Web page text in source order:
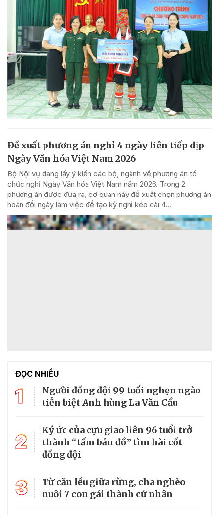
Đề xuất phương án nghỉ 4 ngày liên tiếp dịp
Ngày Văn hóa Việt Nam 2026
Bộ Nội vụ đang lấy ý kiến các bộ, ngành về phương án tổ
chức nghỉ Ngày Văn hóa Việt Nam năm 2026. Trong 2
phương án được đưa ra, cơ quan này đề xuất chọn phương án
hoán đổi ngày làm việc để tạo kỳ nghỉ kéo dài 4...
ĐỌC NHIỀU
1
Người đồng đội 99 tuổi nghẹn ngào
tiễn biệt Anh hùng La Văn Cầu
2
Ký ức của cựu giao liên 96 tuổi trở
thành “tấm bản đồ” tìm hài cốt
đồng đội
3
Từ căn lều giữa rừng, cha nghèo
nuôi 7 con gái thành cử nhân